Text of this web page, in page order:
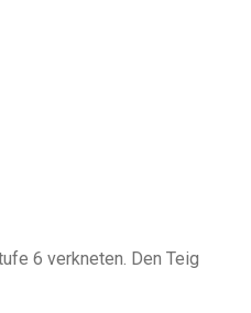
6 verkneten. Den Teig